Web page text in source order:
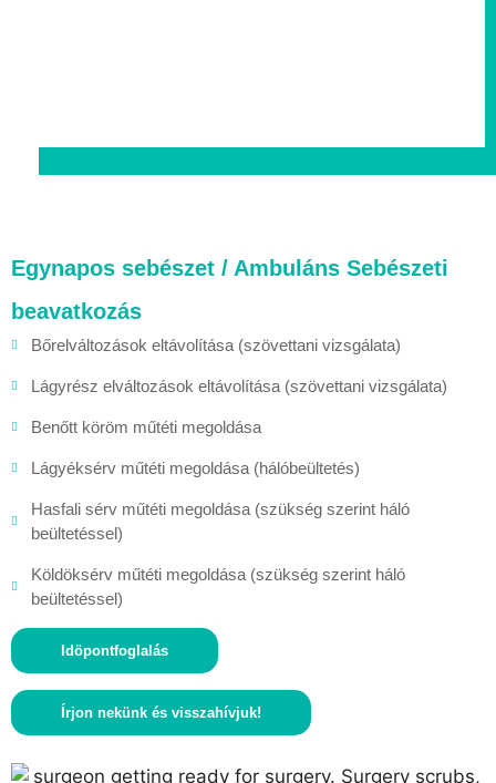
Egynapos sebészet / Ambuláns Sebészeti
beavatkozás
Bőrelváltozások eltávolítása (szövettani vizsgálata)
Lágyrész elváltozások eltávolítása (szövettani vizsgálata)
Benőtt köröm műtéti megoldása
Lágyéksérv műtéti megoldása (hálóbeültetés)
Hasfali sérv műtéti megoldása (szükség szerint háló
beültetéssel)
Köldöksérv műtéti megoldása (szükség szerint háló
beültetéssel)
Idöpontfoglalás
Írjon nekünk és visszahívjuk!